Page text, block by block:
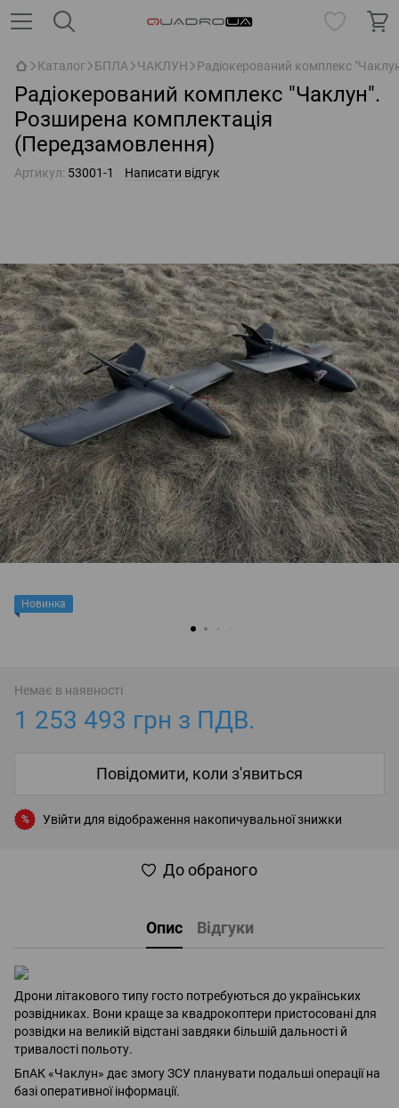
Каталог БПЛА ЧАКЛУН Радіокерований комплекс
Радіокерований комплекс "Чаклун".
Розширена комплектація
(Передзамовлення)
Артикул: 53001-1 Написати відгук
Новинка
Немає в наявності
1 253 493 грн з ПДВ.
Повідомити, коли з'явиться
% Увійти для відображення накопичувальної знижки
До обраного
Опис Відгуки
Дрони літакового типу госто потребуються до українських
розвідниках. Вони краще за квадрокоптери пристосовані для
розвідки на великій відстані завдяки більшій дальності й
тривалості польоту.
БпАК «Чаклун» дає змогу ЗСУ планувати подальші операції на
базі оперативної інформації.